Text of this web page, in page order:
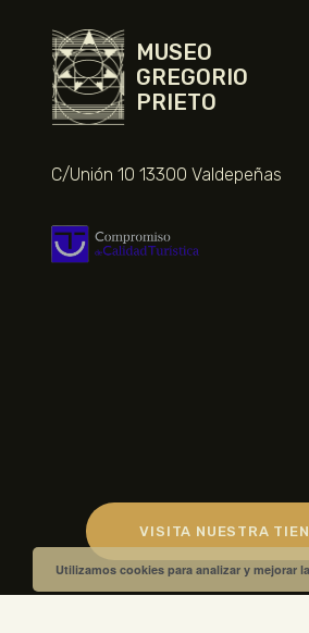
MUSEO
GREGORIO
PRIETO
C/Unión 10 13300 Valdepeñas
VISITA NUESTRA
Utilizamos cookies para analizar y mejorar